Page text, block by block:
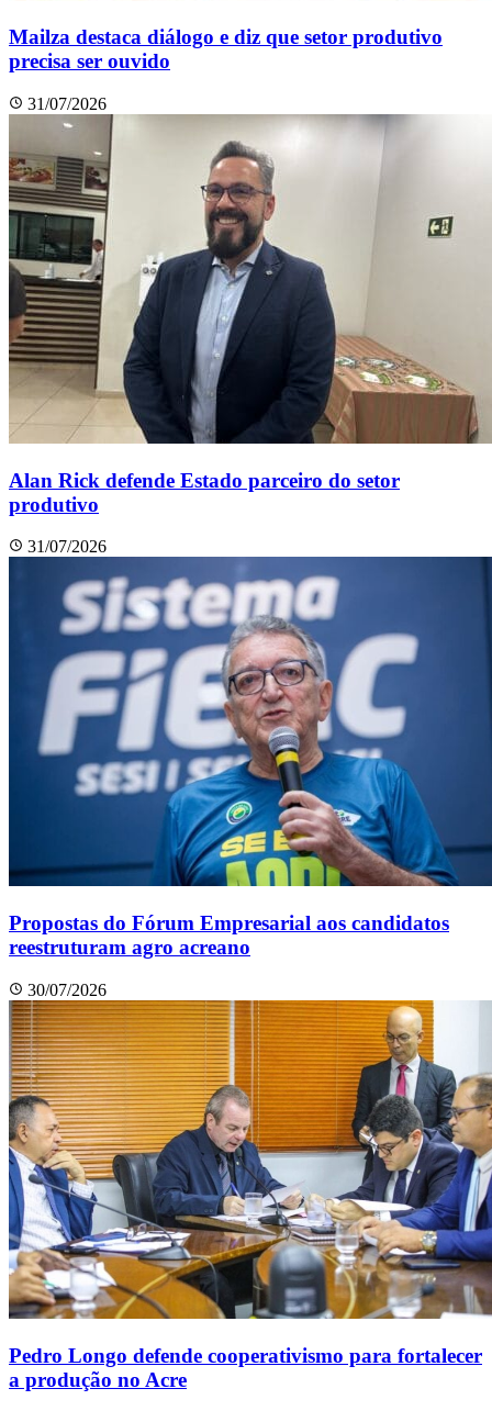
Mailza destaca diálogo e diz que setor produtivo
precisa ser ouvido
31/07/2026
Alan Rick defende Estado parceiro do setor
produtivo
31/07/2026
Propostas do Fórum Empresarial aos candidatos
reestruturam agro acreano
30/07/2026
Pedro Longo defende cooperativismo para fortalecer
a produção no Acre